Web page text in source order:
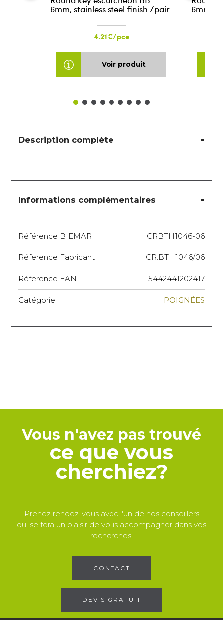
6mm, stainless steel finish /pair
4.21€/pce
Voir produit
6mm,
Description complète
Informations complémentaires
Référence BIEMAR CRBTH1046-06
Réference Fabricant CR.BTH1046/06
Réference EAN 5442441202417
Catégorie POIGNÉES
Vous n'avez pas trouvé
ce que vous
cherchiez?
Prenez rendez-vous avec l'un de nos conseillers
qui se fera un plaisir de vous accompagner dans vos
recherches.
CONTACT
DEVIS GRATUIT